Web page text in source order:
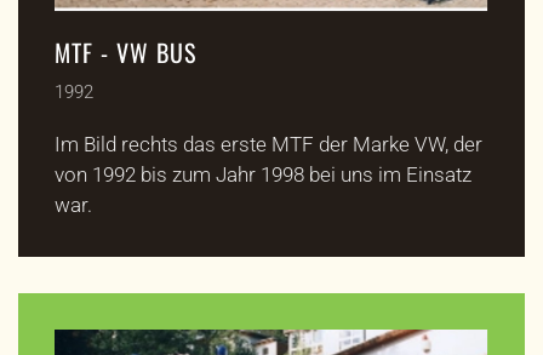
MTF - VW BUS
1992
Im Bild rechts das erste MTF der Marke VW, der
von 1992 bis zum Jahr 1998 bei uns im Einsatz
war.